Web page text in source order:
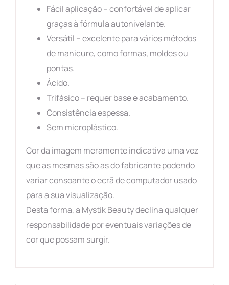
Fácil aplicação – confortável de aplicar
graças à fórmula autonivelante.
Versátil – excelente para vários métodos
de manicure, como formas, moldes ou
pontas.
Ácido.
Trifásico – requer base e acabamento.
Consistência espessa.
Sem microplástico.
Cor da imagem meramente indicativa uma vez
que as mesmas são as do fabricante podendo
variar consoante o ecrã de computador usado
para a sua visualização.
Desta forma, a Mystik Beauty declina qualquer
responsabilidade por eventuais variações de
cor que possam surgir.